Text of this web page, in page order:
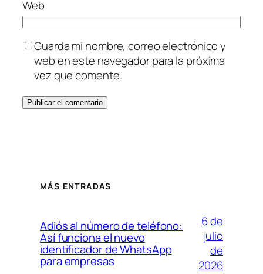
Web
Guarda mi nombre, correo electrónico y
web en este navegador para la próxima
vez que comente.
MÁS ENTRADAS
Adiós al número de teléfono:
Así funciona el nuevo
identificador de WhatsApp
para empresas
6 de
julio
de
2026